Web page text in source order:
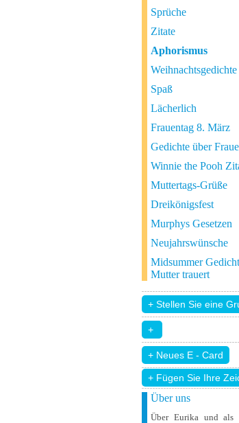
Sprüche
Zitate
Aphorismus
Weihnachtsgedichte
Spaß
Lächerlich
Frauentag 8. März
Gedichte über
Winnie the Pooh
Muttertags-Grüße
Dreikönigsfest
Murphys Gesetzen
Neujahrswünsche
Midsummer
Mutter trauert
+ Fügen Sie Ihre
Über uns
Über Eurika und als